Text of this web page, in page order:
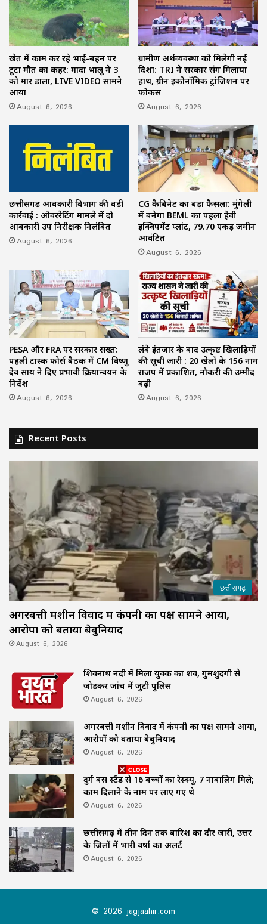
खेत में काम कर रहे भाई-बहन पर
टूटा मौत का कहर: मादा भालू ने 3
को मार डाला, LIVE VIDEO सामने
आया
August 6, 2026
ग्रामीण अर्थव्यवस्था को मिलेगी नई
दिशा: TRI ने सरकार संग मिलाया
हाथ, ग्रीन इकोनॉमिक ट्रांजिशन पर
फोकस
August 6, 2026
छत्तीसगढ़ आबकारी विभाग की बड़ी
कार्रवाई : ओवररेटिंग मामले में दो
आबकारी उप निरीक्षक निलंबित
August 6, 2026
CG कैबिनेट का बड़ा फैसला: मुंगेली
में बनेगा BEML का पहला हैवी
इक्विपमेंट प्लांट, 79.70 एकड़ जमीन
आवंटित
August 6, 2026
PESA और FRA पर सरकार सख्त:
पहली टास्क फोर्स बैठक में CM विष्णु
देव साय ने दिए प्रभावी क्रियान्वयन के
निर्देश
August 6, 2026
लंबे इंतजार के बाद उत्कृष्ट खिलाड़ियों
की सूची जारी : 20 खेलों के 156 नाम
राजपत्र में प्रकाशित, नौकरी की उम्मीद
बढ़ी
August 6, 2026
Recent Posts
छत्तीसगढ़
अगरबत्ती मशीन विवाद में कंपनी का पक्ष सामने आया,
आरोपों को बताया बेबुनियाद
August 6, 2026
शिवनाथ नदी में मिला युवक का शव, गुमशुदगी से
जोड़कर जांच में जुटी पुलिस
August 6, 2026
अगरबत्ती मशीन विवाद में कंपनी का पक्ष सामने आया,
आरोपों को बताया बेबुनियाद
August 6, 2026
दुर्ग बस स्टैंड से 16 बच्चों का रेस्क्यू, 7 नाबालिग मिले;
काम दिलाने के नाम पर लाए गए थे
August 6, 2026
छत्तीसगढ़ में तीन दिन तक बारिश का दौर जारी, उत्तर
के जिलों में भारी वर्षा का अलर्ट
August 6, 2026
© 2026 jagjaahir.com